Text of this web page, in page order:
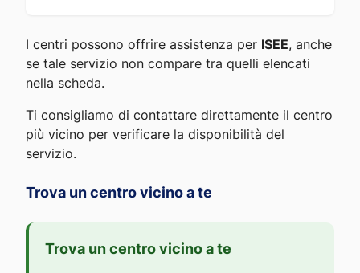
I centri possono offrire assistenza per ISEE, anche
se tale servizio non compare tra quelli elencati
nella scheda.
Ti consigliamo di contattare direttamente il centro
più vicino per verificare la disponibilità del
servizio.
Trova un centro vicino a te
Trova un centro vicino a te